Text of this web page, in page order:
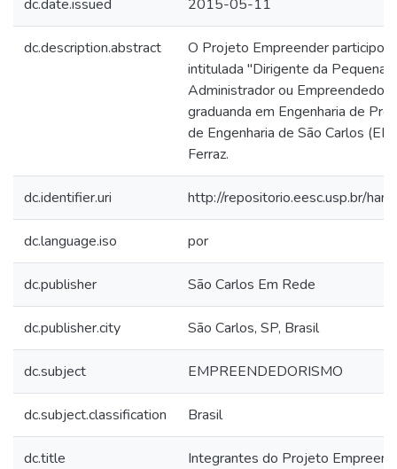
dc.date.issued 2015-05-11
dc.description.abstract
O Projeto Empreender participou
intitulada "Dirigente da Pequena
Administrador ou
graduanda em Engenharia de
de Engenharia de São Carlos
Ferraz.
dc.identifier.uri http://repositorio.eesc.usp.br/
dc.language.iso por
dc.publisher São Carlos Em Rede
dc.publisher.city São Carlos, SP, Brasil
dc.subject EMPREENDEDORISMO
dc.subject.classification Brasil
dc.title
Integrantes do Projeto